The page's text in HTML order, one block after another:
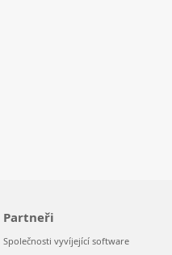
Partneři
Společnosti vyvíjející software